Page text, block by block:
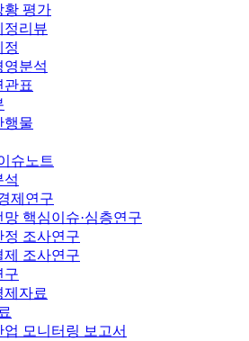
황 평가
정리뷰
정
영분석
관표
행물
슈노트
석
제연구
망 핵심이슈·심층연구
정 조사연구
제 조사연구
구
제자료
업 모니터링 보고서